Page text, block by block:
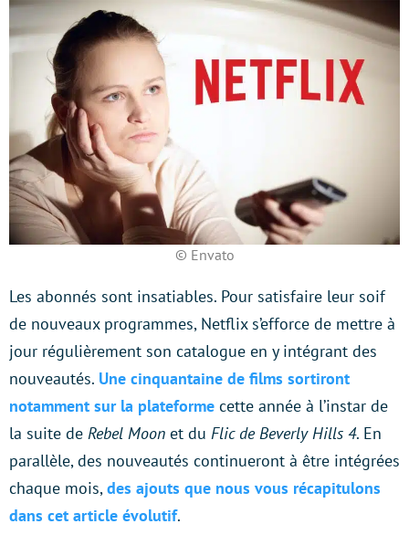
© Envato
Les abonnés sont insatiables. Pour satisfaire leur soif
de nouveaux programmes, Netflix s’efforce de mettre à
jour régulièrement son catalogue en y intégrant des
nouveautés. Une cinquantaine de films sortiront
notamment sur la plateforme cette année à l’instar de
la suite de Rebel Moon et du Flic de Beverly Hills 4. En
parallèle, des nouveautés continueront à être intégrées
chaque mois, des ajouts que nous vous récapitulons
dans cet article évolutif.